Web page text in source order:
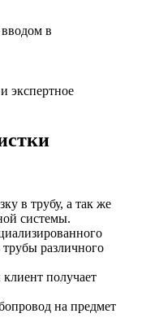
в
экспертное
в трубу, а так же
системы.
различного
получает
на предмет